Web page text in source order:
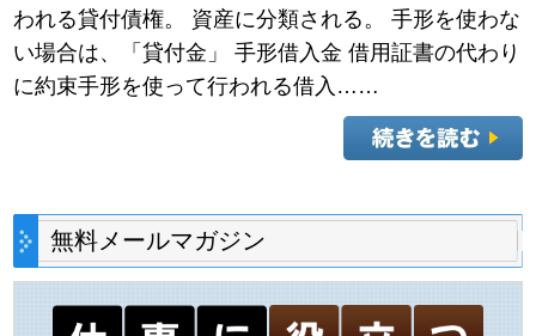
われる貸付債権。 資産に分類される。 手形を使わな
い場合は、「貸付金」 手形借入金 借用証書の代わり
に約束手形を使って行われる借入……
無料メールマガジン